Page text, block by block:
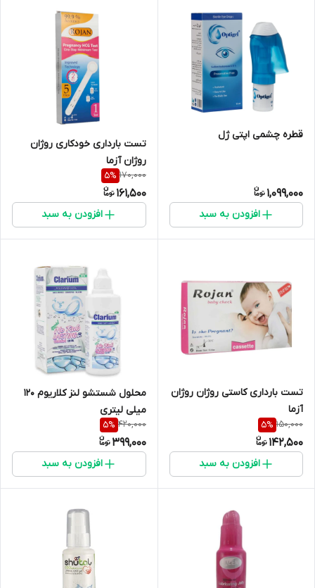
قطره چشمی اپتی ژل
1,099,000
افزودن به سبد
تست بارداری خودکاری روژان
روژان آزما
170,000
5%
161,500
افزودن به سبد
تست بارداری کاستی روژان روژان
آزما
150,000
5%
142,500
افزودن به سبد
محلول شستشو لنز کلاریوم 120
میلی لیتری
420,000
5%
399,000
افزودن به سبد